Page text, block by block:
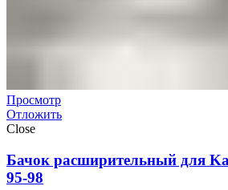
Просмотр
Отложить
Close
Бачок расширительный для
95-98